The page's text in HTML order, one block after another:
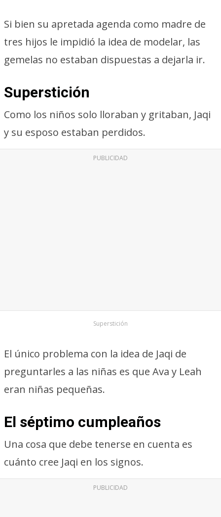
Si bien su apretada agenda como madre de
tres hijos le impidió la idea de modelar, las
gemelas no estaban dispuestas a dejarla ir.
Superstición
Como los niños solo lloraban y gritaban, Jaqi
y su esposo estaban perdidos.
PUBLICIDAD
Superstición
El único problema con la idea de Jaqi de
preguntarles a las niñas es que Ava y Leah
eran niñas pequeñas.
El séptimo cumpleaños
Una cosa que debe tenerse en cuenta es
cuánto cree Jaqi en los signos.
PUBLICIDAD